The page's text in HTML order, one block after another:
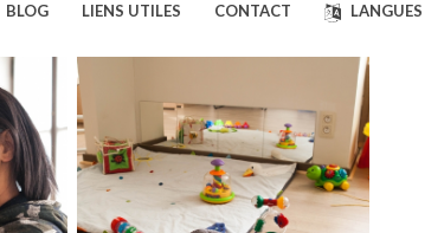
BLOG LIENS UTILES CONTACT LANGUES